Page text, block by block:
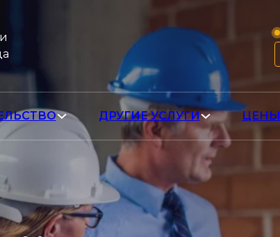
ДРУГИЕ УСЛУГИ ЦЕНЫ